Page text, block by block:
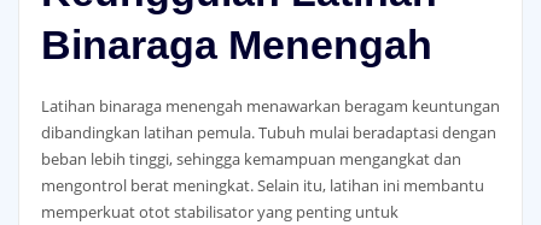
Binaraga Menengah
Latihan binaraga menengah menawarkan beragam keuntungan
dibandingkan latihan pemula. Tubuh mulai beradaptasi dengan
beban lebih tinggi, sehingga kemampuan mengangkat dan
mengontrol berat meningkat. Selain itu, latihan ini membantu
memperkuat otot stabilisator yang penting untuk